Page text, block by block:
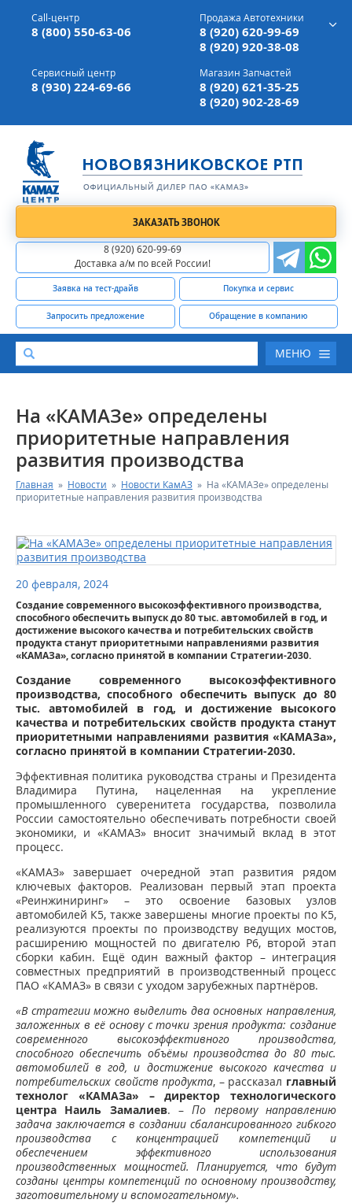
г. Вязники,ул. Механизаторов, д 90
Доставка а/м,по всей России
Call-центр
8 (800) 550-63-06
Продажа Автотехники
8 (920) 620-99-69
8 (920) 920-38-08
Сервисный центр
8 (930) 224-69-66
Магазин Запчастей
8 (920) 621-35-25
8 (920) 902-28-69
ЗАКАЗАТЬ ЗВОНОК
8 (920) 620-99-69
Доставка а/м по всей России!
Заявка на тест-драйв Покупка и сервис
Запросить предложение Обращение в компанию
МЕНЮ
КАТАЛОГ АВТОТЕХНИКИ
СЕРВИС И ГАРАНТИЙНЫЕ ОБЯЗАТЕЛЬСТВА
РЕМОНТ ДВИГАТЕЛЕЙ КАМАЗ
ФИНАНСОВЫЙ СЕРВИС
ФОТОГАЛЕРЕЯ
КОНТАКТНАЯ ИНФОРМАЦИЯ
На «КАМАЗе» определены
приоритетные направления
развития производства
Главная » Новости » Новости КамАЗ » На «КАМАЗе» определены
приоритетные направления развития производства
20 февраля, 2024
Создание современного высокоэффективного производства,
способного обеспечить выпуск до 80 тыс. автомобилей в год, и
достижение высокого качества и потребительских свойств
продукта станут приоритетными направлениями развития
«КАМАЗа», согласно принятой в компании Стратегии-2030.
Создание современного высокоэффективного
производства, способного обеспечить выпуск до 80
тыс. автомобилей в год, и достижение высокого
качества и потребительских свойств продукта станут
приоритетными направлениями развития «КАМАЗа»,
согласно принятой в компании Стратегии-2030.
Эффективная политика руководства страны и Президента
Владимира Путина, нацеленная на укрепление
промышленного суверенитета государства, позволила
России самостоятельно обеспечивать потребности своей
экономики, и «КАМАЗ» вносит значимый вклад в этот
процесс.
«КАМАЗ» завершает очередной этап развития рядом
ключевых факторов. Реализован первый этап проекта
«Реинжиниринг» – это освоение базовых узлов
автомобилей К5, также завершены многие проекты по К5,
реализуются проекты по производству ведущих мостов,
расширению мощностей по двигателю Р6, второй этап
сборки кабин. Ещё один важный фактор – интеграция
совместных предприятий в производственный процесс
ПАО «КАМАЗ» в связи с уходом зарубежных партнёров.
«В стратегии можно выделить два основных направления,
заложенных в её основу с точки зрения продукта: создание
современного высокоэффективного производства,
способного обеспечить объёмы производства до 80 тыс.
автомобилей в год, и достижение высокого качества и
потребительских свойств продукта, – рассказал главный
технолог «КАМАЗа» – директор технологического
центра Наиль Замалиев. –По первому направлению
задача заключается в создании сбалансированного гибкого
производства с концентрацией компетенций и
обеспечением эффективного использования
производственных мощностей. Планируется, что будут
созданы центры компетенций по основному производству,
заготовительному и вспомогательному».